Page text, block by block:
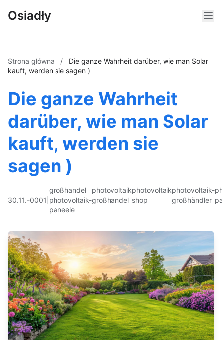
Osiadły
Strona główna /
Die ganze Wahrheit darüber, wie man Solar
kauft, werden sie sagen )
Die ganze Wahrheit
darüber, wie man Solar
kauft, werden sie
sagen )
30.11.-0001
großhandel
photovoltaik-
paneele
photovoltaik
großhandel
photovoltaik
shop
photovoltaik-
großhändler